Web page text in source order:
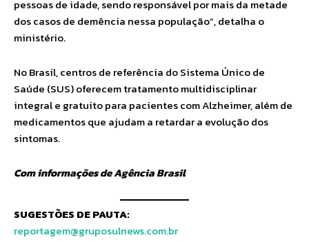
pessoas de idade, sendo responsável por mais da metade
dos casos de demência nessa população”, detalha o
ministério.
No Brasil, centros de referência do Sistema Único de
Saúde (SUS) oferecem tratamento multidisciplinar
integral e gratuito para pacientes com Alzheimer, além de
medicamentos que ajudam a retardar a evolução dos
sintomas.
Com informações de Agência Brasil
SUGESTÕES DE PAUTA:
reportagem@gruposulnews.com.br